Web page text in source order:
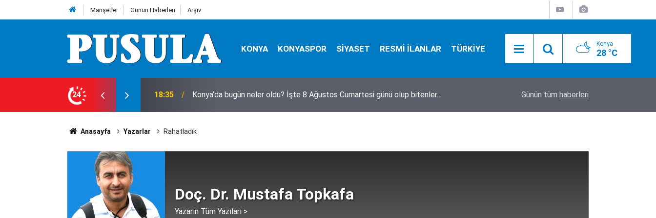
Manşetler Günün Haberleri Arşiv
KONYA KONYASPOR SİYASET RESMİ İLANLAR TÜRKİYE Konya
28 °C
24
Ağustos Cumartesi günü olup bitenler… 18:23 Avukat Esra Betül'den Pusula'ya ziyaret Feci kazada mucize kurtuluş! 150 metrelik
Günün tüm haberleri
Anasayfa Yazarlar Rahatladık
Doç. Dr. Mustafa Topkafa
Yazarın Tüm Yazıları >